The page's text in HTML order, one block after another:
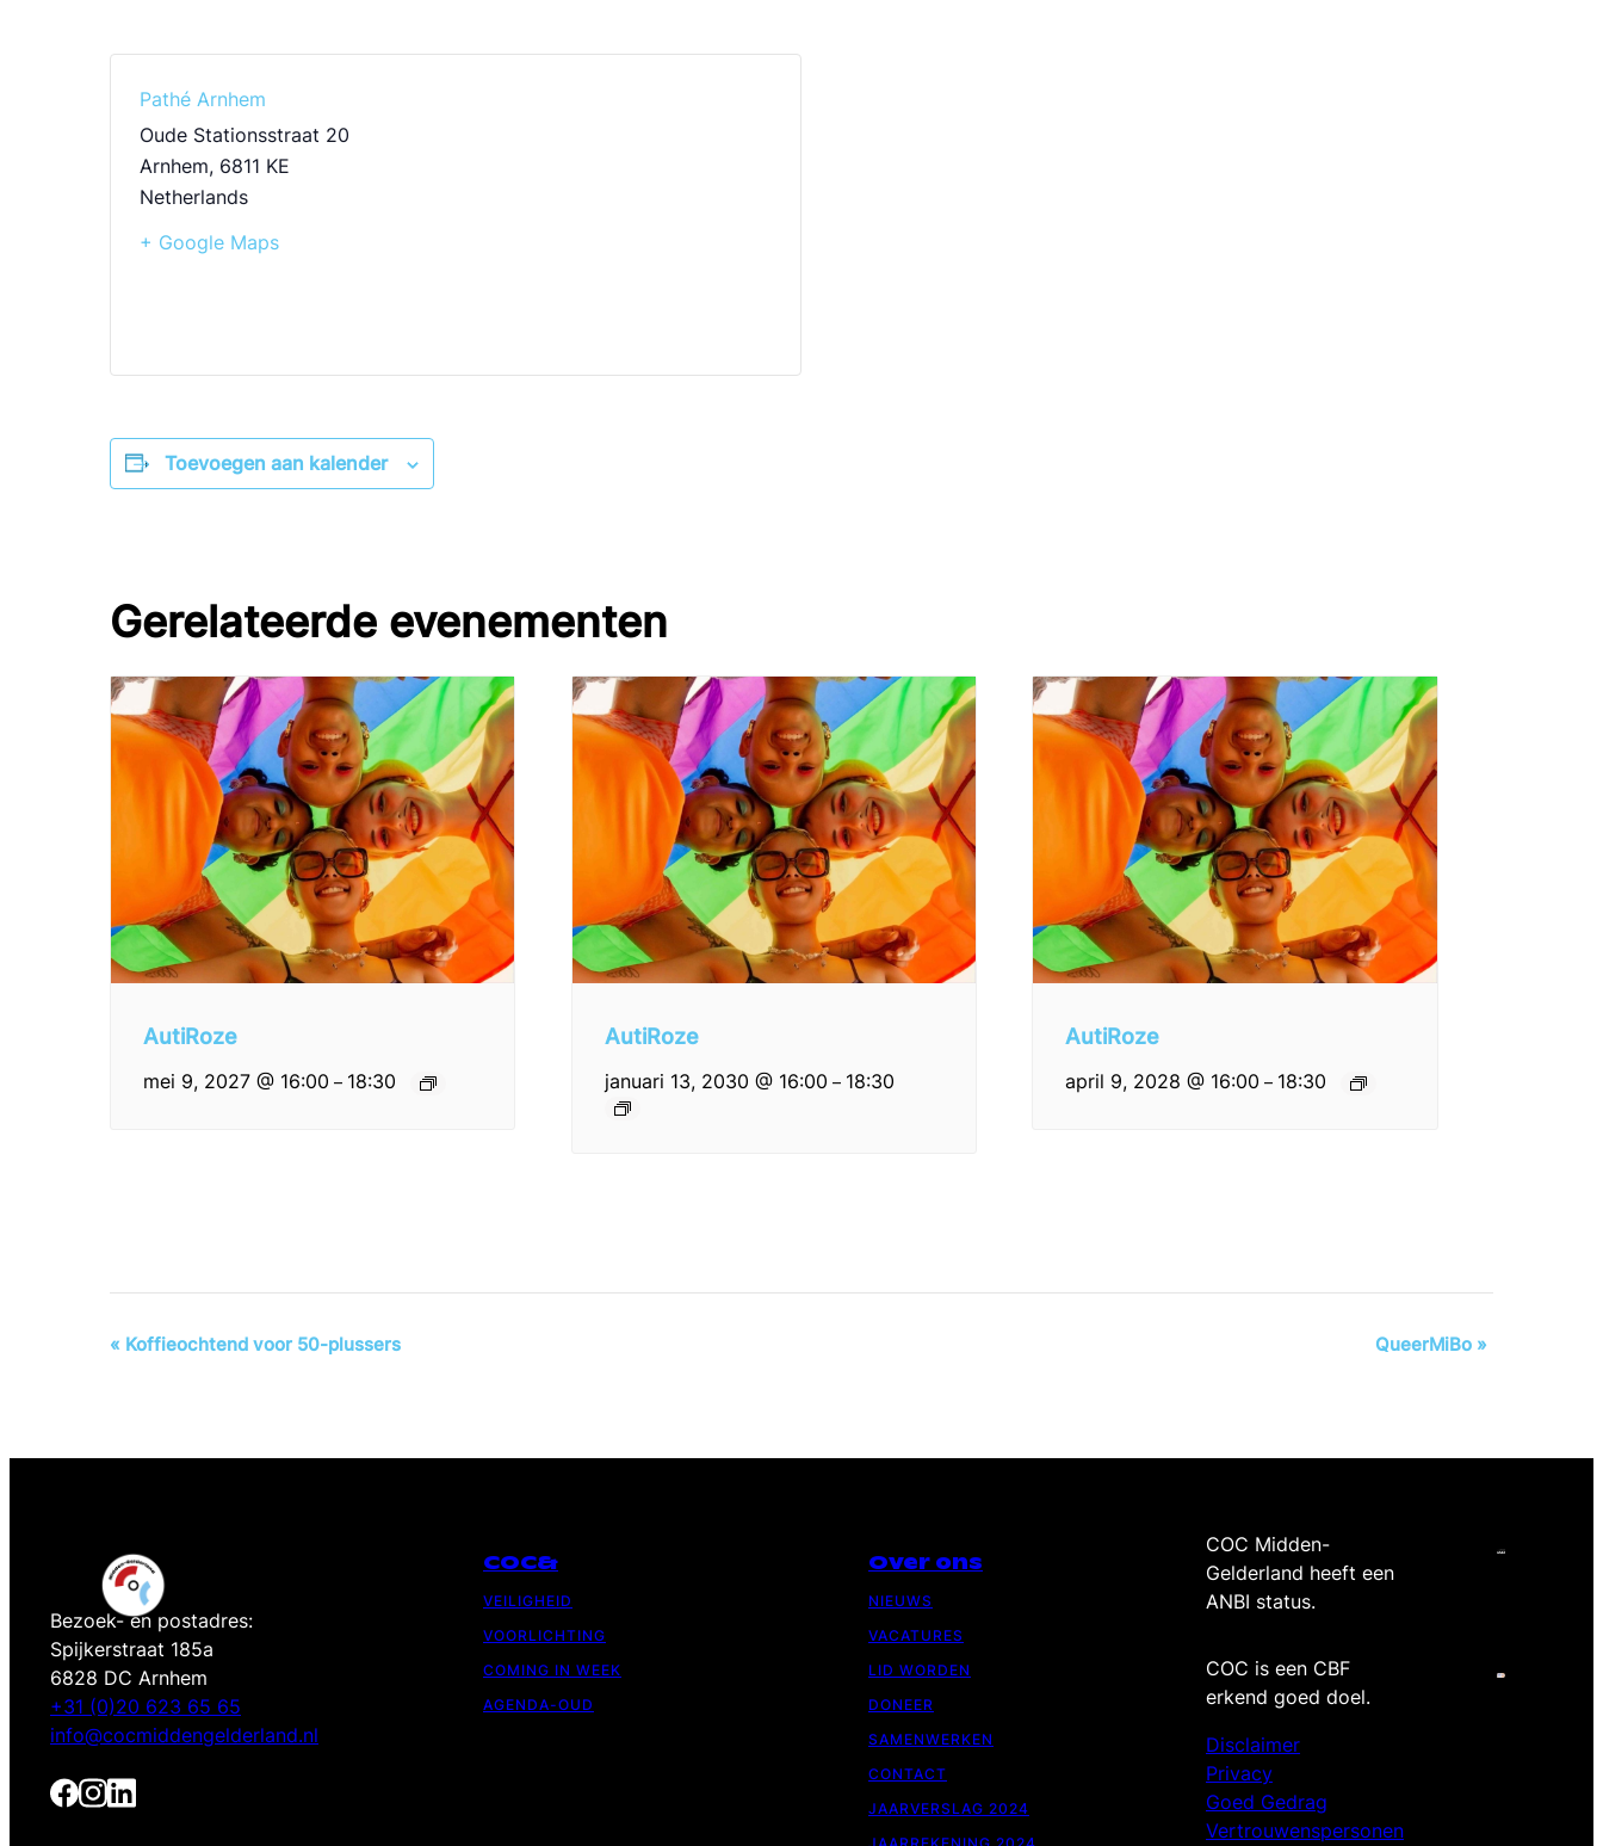
Pathé Arnhem
Oude Stationsstraat 20
Arnhem, 6811 KE
Netherlands
+ Google Maps
Toevoegen aan kalender
Gerelateerde evenementen
AutiRoze
mei 9, 2027 @ 16:00 – 18:30
AutiRoze
januari 13, 2030 @ 16:00 – 18:30
AutiRoze
april 9, 2028 @ 16:00 – 18:30
Evenement
« Koffieochtend voor 50-plussers QueerMiBo »
Bezoek- en postadres:
Spijkerstraat 185a
6828 DC Arnhem
+31 (0)20 623 65 65
info@cocmiddengelderland.nl
COC&
VEILIGHEID
VOORLICHTING
COMING IN WEEK
AGENDA-OUD
Over ons
NIEUWS
VACATURES
LID WORDEN
DONEER
SAMENWERKEN
CONTACT
JAARVERSLAG 2024
COC Midden-
Gelderland heeft een
ANBI status.
COC is een CBF
erkend goed doel.
Disclaimer
Privacy
Goed Gedrag
Vertrouwenspersonen